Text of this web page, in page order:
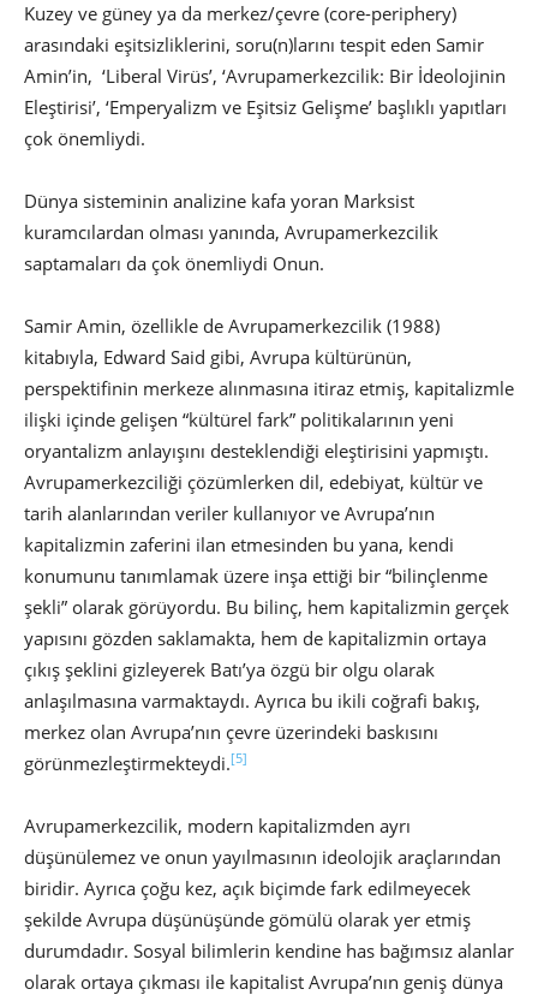
Kuzey ve güney ya da merkez/çevre (core-periphery)
arasındaki eşitsizliklerini, soru(n)larını tespit eden Samir
Amin’in, ‘Liberal Virüs’, ‘Avrupamerkezcilik: Bir İdeolojinin
Eleştirisi’, ‘Emperyalizm ve Eşitsiz Gelişme’ başlıklı yapıtları
çok önemliydi.
Dünya sisteminin analizine kafa yoran Marksist
kuramcılardan olması yanında, Avrupamerkezcilik
saptamaları da çok önemliydi Onun.
Samir Amin, özellikle de Avrupamerkezcilik (1988)
kitabıyla, Edward Said gibi, Avrupa kültürünün,
perspektifinin merkeze alınmasına itiraz etmiş, kapitalizmle
ilişki içinde gelişen “kültürel fark” politikalarının yeni
oryantalizm anlayışını desteklendiği eleştirisini yapmıştı.
Avrupamerkezciliği çözümlerken dil, edebiyat, kültür ve
tarih alanlarından veriler kullanıyor ve Avrupa’nın
kapitalizmin zaferini ilan etmesinden bu yana, kendi
konumunu tanımlamak üzere inşa ettiği bir “bilinçlenme
şekli” olarak görüyordu. Bu bilinç, hem kapitalizmin gerçek
yapısını gözden saklamakta, hem de kapitalizmin ortaya
çıkış şeklini gizleyerek Batı’ya özgü bir olgu olarak
anlaşılmasına varmaktaydı. Ayrıca bu ikili coğrafi bakış,
merkez olan Avrupa’nın çevre üzerindeki baskısını
görünmezleştirmekteydi.[5]
Avrupamerkezcilik, modern kapitalizmden ayrı
düşünülemez ve onun yayılmasının ideolojik araçlarından
biridir. Ayrıca çoğu kez, açık biçimde fark edilmeyecek
şekilde Avrupa düşünüşünde gömülü olarak yer etmiş
durumdadır. Sosyal bilimlerin kendine has bağımsız alanlar
olarak ortaya çıkması ile kapitalist Avrupa’nın geniş dünya